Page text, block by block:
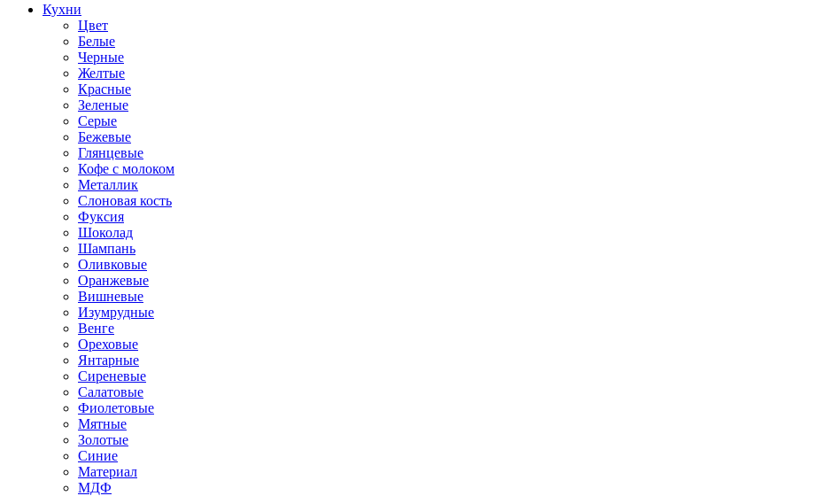
Кухни
Цвет
Белые
Черные
Желтые
Красные
Зеленые
Серые
Бежевые
Глянцевые
Кофе с молоком
Металлик
Слоновая кость
Фуксия
Шоколад
Шампань
Оливковые
Оранжевые
Вишневые
Изумрудные
Венге
Ореховые
Янтарные
Сиреневые
Салатовые
Фиолетовые
Мятные
Золотые
Синие
Материал
МДФ